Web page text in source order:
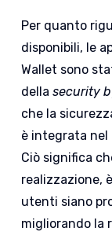
Per quanto
disponibili, le
Wallet sono
dellasecurity
che la
è integrata nel
Ciò significa
realizzazione,
utenti siano
migliorando la